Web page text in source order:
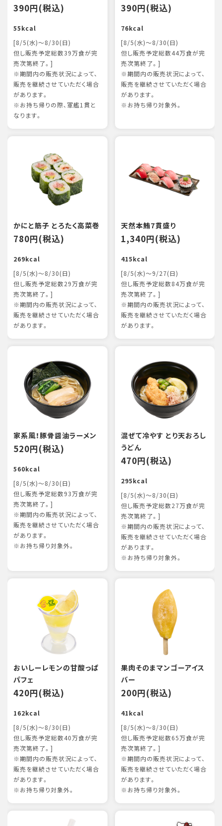
390円(税込)
55kcal
[8/5(水)～8/30(日)
但し販売予定総数39万食が完
売次第終了。]
※期間内の販売状況によって、
販売を継続させていただく場合
があります。
※お持ち帰りの際、軍艦1貫と
なります。
390円(税込)
76kcal
[8/5(水)～8/30(日)
但し販売予定総数44万食が完
売次第終了。]
※期間内の販売状況によって、
販売を継続させていただく場合
があります。
※お持ち帰り対象外。
かにと筋子 とろたく高菜巻
780円(税込)
269kcal
[8/5(水)～8/30(日)
但し販売予定総数29万食が完
売次第終了。]
※期間内の販売状況によって、
販売を継続させていただく場合
があります。
天然本鮪7貫盛り
1,340円(税込)
415kcal
[8/5(水)～9/27(日)
但し販売予定総数84万食が完
売次第終了。]
※期間内の販売状況によって、
販売を継続させていただく場合
があります。
家系風！豚骨醤油ラーメン
520円(税込)
560kcal
[8/5(水)～8/30(日)
但し販売予定総数93万食が完
売次第終了。]
※期間内の販売状況によって、
販売を継続させていただく場合
があります。
※お持ち帰り対象外。
混ぜて冷やす とり天おろし
うどん
470円(税込)
295kcal
[8/5(水)～8/30(日)
但し販売予定総数27万食が完
売次第終了。]
※期間内の販売状況によって、
販売を継続させていただく場合
があります。
※お持ち帰り対象外。
おいしーレモンの甘酸っぱ
パフェ
420円(税込)
162kcal
[8/5(水)～8/30(日)
但し販売予定総数40万食が完
売次第終了。]
※期間内の販売状況によって、
販売を継続させていただく場合
があります。
※お持ち帰り対象外。
果肉そのまマンゴーアイス
バー
200円(税込)
41kcal
[8/5(水)～8/30(日)
但し販売予定総数65万食が完
売次第終了。]
※期間内の販売状況によって、
販売を継続させていただく場合
があります。
※お持ち帰り対象外。